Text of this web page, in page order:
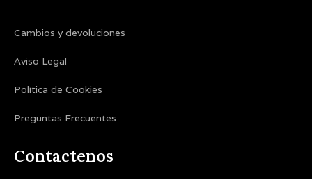
Cambios y devoluciones
Aviso Legal
Política de Cookies
Preguntas Frecuentes
Contactenos